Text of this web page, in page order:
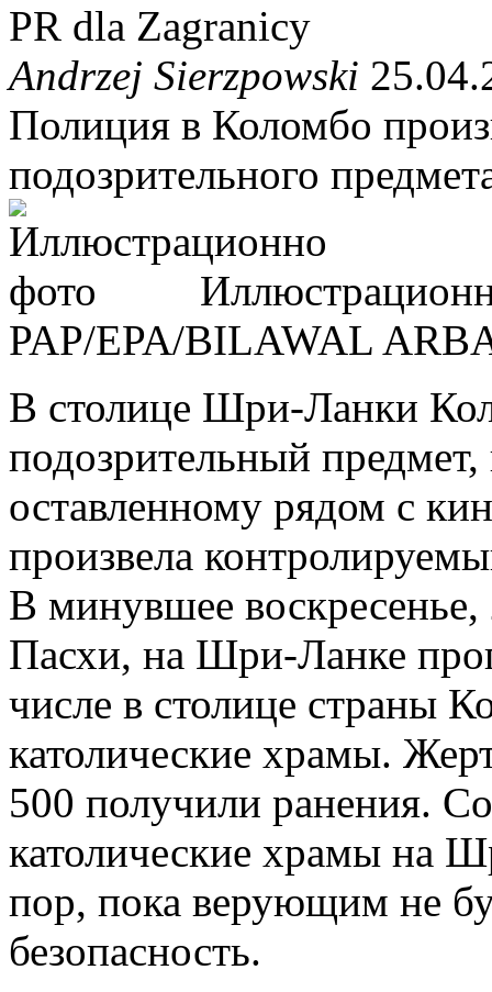
PR dla Zagranicy
Andrzej Sierzpowski
Полиция в Коломбо
подозрительного
PAP/EPA/BILAWAL
В столице Шри-Ланки
подозрительный
оставленному рядом с
произвела
В минувшее воскресенье,
Пасхи, на Шри-Ланке
числе в столице страны
католические храмы.
500 получили ранения.
католические храмы на
пор, пока верующим не
безопасность.